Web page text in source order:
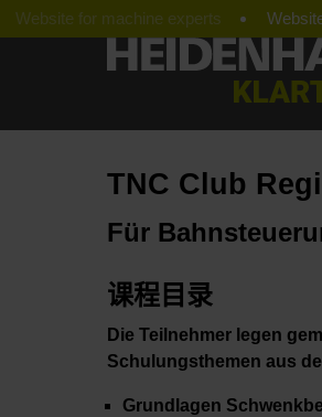
TNC Club
Für
课程目录
Die Teilnehmer legen
Schulungsthemen aus
Grundlagen